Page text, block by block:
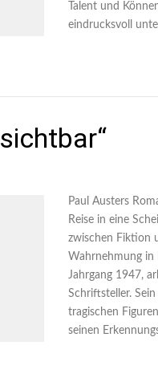
Talent und
eindrucksvoll
Paul Austers
Reise in eine
zwischen Fiktion
Wahrnehmung in
Jahrgang 1947,
Schriftsteller.
tragischen
seinen